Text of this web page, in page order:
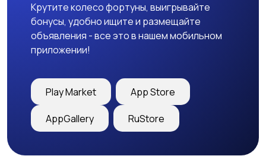
Крутите колесо фортуны, выигрывайте
бонусы, удобно ищите и размещайте
объявления - все это в нашем мобильном
приложении!
Play Market App Store
AppGallery RuStore